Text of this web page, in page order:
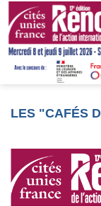
LES "CAFÉS